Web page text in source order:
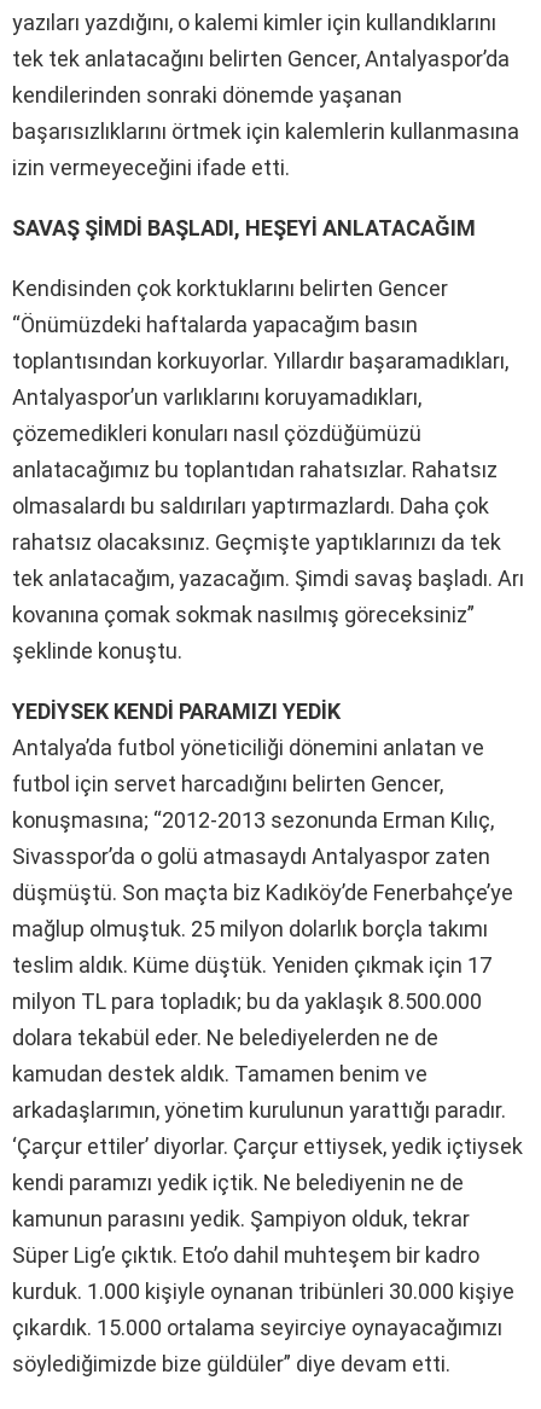
yazıları yazdığını, o kalemi kimler için kullandıklarını
tek tek anlatacağını belirten Gencer, Antalyaspor’da
kendilerinden sonraki dönemde yaşanan
başarısızlıklarını örtmek için kalemlerin kullanmasına
izin vermeyeceğini ifade etti.
SAVAŞ ŞİMDİ BAŞLADI, HEŞEYİ ANLATACAĞIM
Kendisinden çok korktuklarını belirten Gencer
“Önümüzdeki haftalarda yapacağım basın
toplantısından korkuyorlar. Yıllardır başaramadıkları,
Antalyaspor’un varlıklarını koruyamadıkları,
çözemedikleri konuları nasıl çözdüğümüzü
anlatacağımız bu toplantıdan rahatsızlar. Rahatsız
olmasalardı bu saldırıları yaptırmazlardı. Daha çok
rahatsız olacaksınız. Geçmişte yaptıklarınızı da tek
tek anlatacağım, yazacağım. Şimdi savaş başladı. Arı
kovanına çomak sokmak nasılmış göreceksiniz”
şeklinde konuştu.
YEDİYSEK KENDİ PARAMIZI YEDİK
Antalya’da futbol yöneticiliği dönemini anlatan ve
futbol için servet harcadığını belirten Gencer,
konuşmasına; “2012-2013 sezonunda Erman Kılıç,
Sivasspor’da o golü atmasaydı Antalyaspor zaten
düşmüştü. Son maçta biz Kadıköy’de Fenerbahçe’ye
mağlup olmuştuk. 25 milyon dolarlık borçla takımı
teslim aldık. Küme düştük. Yeniden çıkmak için 17
milyon TL para topladık; bu da yaklaşık 8.500.000
dolara tekabül eder. Ne belediyelerden ne de
kamudan destek aldık. Tamamen benim ve
arkadaşlarımın, yönetim kurulunun yarattığı paradır.
‘Çarçur ettiler’ diyorlar. Çarçur ettiysek, yedik içtiysek
kendi paramızı yedik içtik. Ne belediyenin ne de
kamunun parasını yedik. Şampiyon olduk, tekrar
Süper Lig’e çıktık. Eto’o dahil muhteşem bir kadro
kurduk. 1.000 kişiyle oynanan tribünleri 30.000 kişiye
çıkardık. 15.000 ortalama seyirciye oynayacağımızı
söylediğimizde bize güldüler” diye devam etti.